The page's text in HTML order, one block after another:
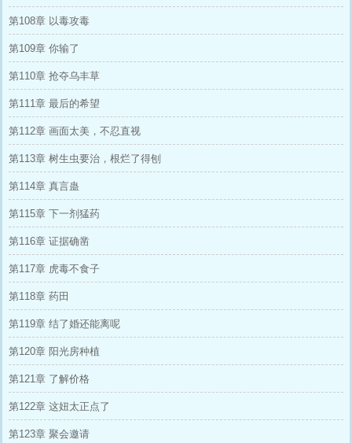
第108章 以毒攻毒
第109章 你输了
第110章 抢夺乌丰草
第111章 最后的希望
第112章 画面太美，不忍直视
第113章 树生虫要治，根烂了得刨
第114章 真言蛊
第115章 下一剂猛药
第116章 证据确凿
第117章 虎毒不食子
第118章 药田
第119章 结了婚还能离呢
第120章 阳光房种植
第121章 了解价格
第122章 这妞太正点了
第123章 聚会邀请